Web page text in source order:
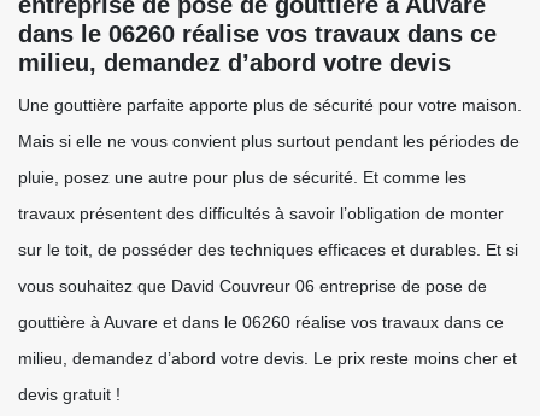
dans le 06260 réalise vos travaux dans ce
milieu, demandez d’abord votre devis
Une gouttière parfaite apporte plus de sécurité pour votre maison.
Mais si elle ne vous convient plus surtout pendant les périodes de
pluie, posez une autre pour plus de sécurité. Et comme les
travaux présentent des difficultés à savoir l’obligation de monter
sur le toit, de posséder des techniques efficaces et durables. Et si
vous souhaitez que David Couvreur 06 entreprise de pose de
gouttière à Auvare et dans le 06260 réalise vos travaux dans ce
milieu, demandez d’abord votre devis. Le prix reste moins cher et
devis gratuit !